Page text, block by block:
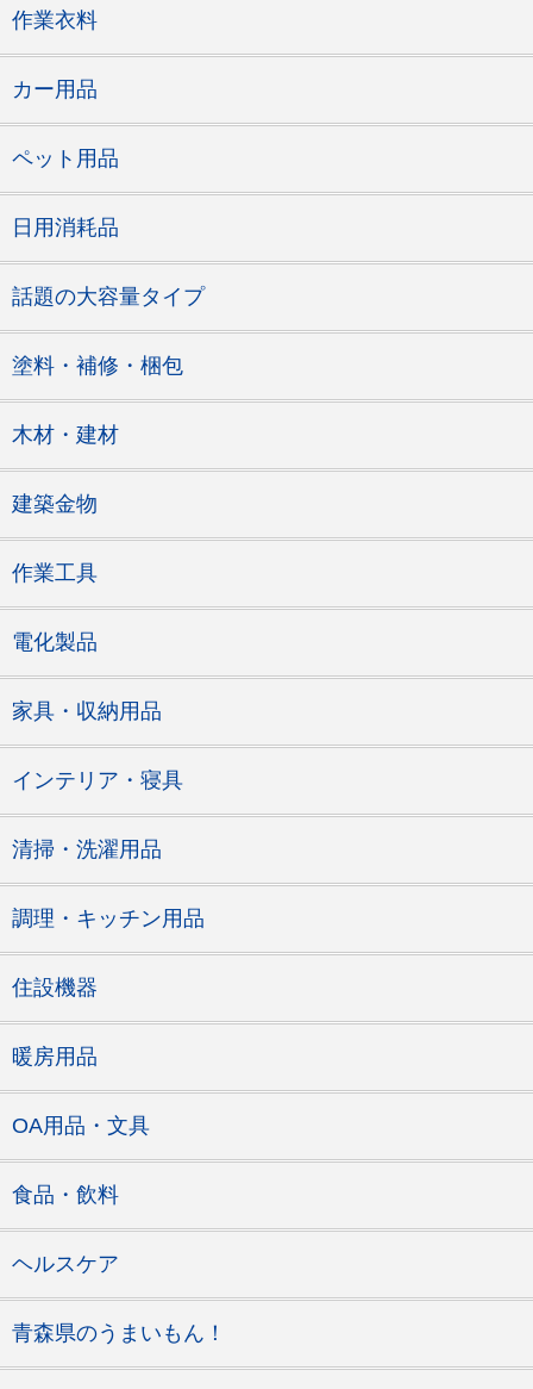
作業衣料
カー用品
ペット用品
日用消耗品
話題の大容量タイプ
塗料・補修・梱包
木材・建材
建築金物
作業工具
電化製品
家具・収納用品
インテリア・寝具
清掃・洗濯用品
調理・キッチン用品
住設機器
暖房用品
OA用品・文具
食品・飲料
ヘルスケア
青森県のうまいもん！